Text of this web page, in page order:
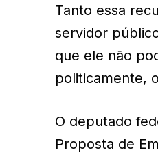
Tanto essa
servidor
que ele não
politicamente,
O deputado
Proposta de